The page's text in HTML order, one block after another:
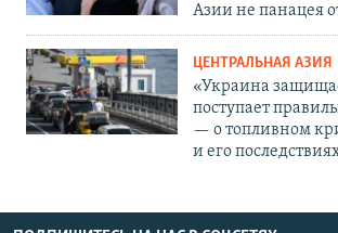
Азии не панацея
ЦЕНТРАЛЬНАЯ АЗИЯ
«Украина
поступает
— о топливном
и его